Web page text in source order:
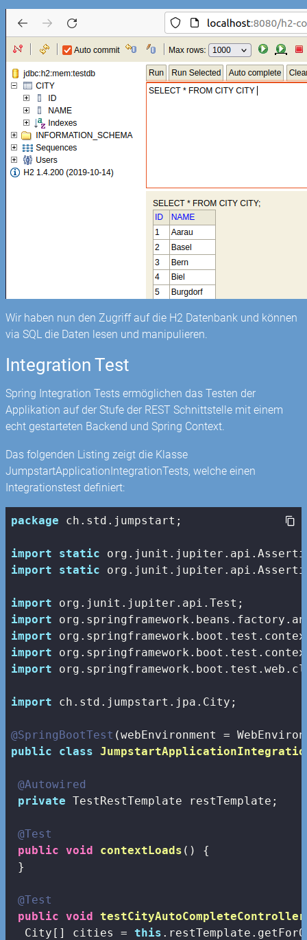
Wir haben nun den Zugriff auf die H2 Datenbank und können
via SQL die Daten lesen und manipulieren.
Integration Test
Spring Integration Tests ermöglichen das Testen der
Applikation auf der Stufe der REST Schnittstelle mit einem
echt gestarteten Backend und Spring Context.
Das folgenden Listing zeigt die Klasse
JumpstartApplicationIntegrationTests, welche einen
Integrationstest definiert:
package ch.std.jumpstart;
import
static
import
static
import
import
import
import
import
import ch.std.jumpstart.jpa.City;
@SpringBootTest
public
class
@Autowired
private TestRestTemplate restTemplate;
@Test
public void contextLoads ()
{
}
@Test
public void testCityAutoCompleteController
  City[] cities =
this